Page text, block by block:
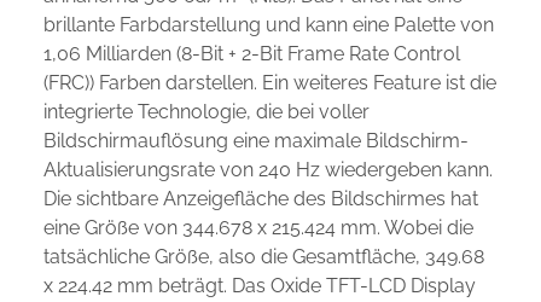
brillante Farbdarstellung und kann eine Palette von
1,06 Milliarden (8-Bit + 2-Bit Frame Rate Control
(FRC)) Farben darstellen. Ein weiteres Feature ist die
integrierte Technologie, die bei voller
Bildschirmauflösung eine maximale Bildschirm-
Aktualisierungsrate von 240 Hz wiedergeben kann.
Die sichtbare Anzeigefläche des Bildschirmes hat
eine Größe von 344.678 x 215.424 mm. Wobei die
tatsächliche Größe, also die Gesamtfläche, 349.68
x 224.42 mm beträgt. Das Oxide TFT-LCD Display